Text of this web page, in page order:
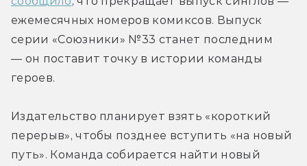
ежемесячных номеров комиксов. Выпуск
серии «Союзники» №33 станет последним
— он поставит точку в истории команды
героев.
Издательство планирует взять «короткий
перерыв», чтобы позднее вступить «на новый
путь». Команда собирается найти новый